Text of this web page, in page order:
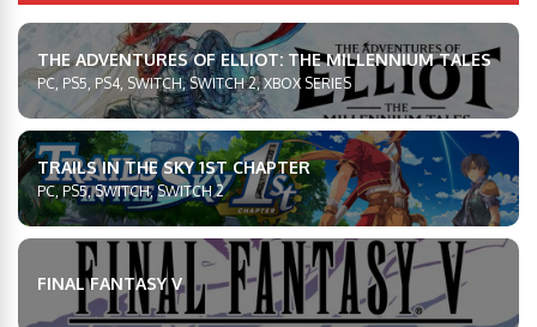
THE ADVENTURES OF ELLIOT: THE MILLENNIUM TALES
PC, PS5, PS4, SWITCH, SWITCH 2, XBOX SERIES
TRAILS IN THE SKY 1ST CHAPTER
PC, PS5, SWITCH, SWITCH 2
FINAL FANTASY V